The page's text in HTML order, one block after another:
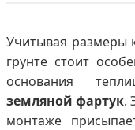
Учитывая размеры
грунте стоит
основания
земляной фартук.
монтаже